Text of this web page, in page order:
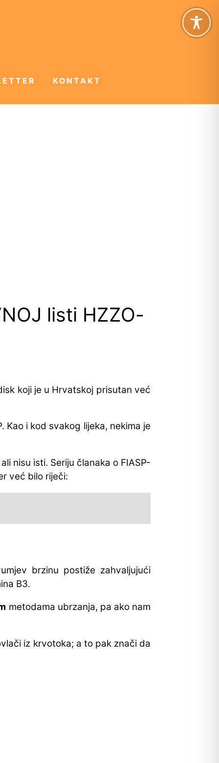
KONTAKT
listi HZZO-
koji je u Hrvatskoj prisutan već
Kao i kod svakog lijeka, nekima je
nisu isti. Seriju članaka o FIASP-
već bilo riječi:
brzinu postiže zahvaljujući
B3.
metodama ubrzanja, pa ako nam
iz krvotoka; a to pak znači da